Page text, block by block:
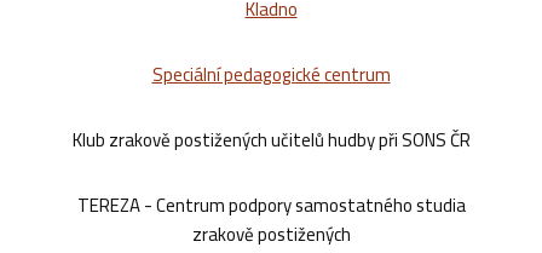
Kladno
Speciální pedagogické centrum
Klub zrakově postižených učitelů hudby při SONS ČR
TEREZA - Centrum podpory samostatného studia
zrakově postižených